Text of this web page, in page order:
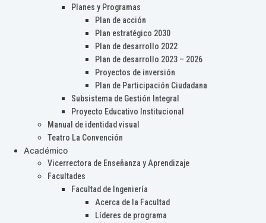
Planes y Programas
Plan de acción
Plan estratégico 2030
Plan de desarrollo 2022
Plan de desarrollo 2023 – 2026
Proyectos de inversión
Plan de Participación Ciudadana
Subsistema de Gestión Integral
Proyecto Educativo Institucional
Manual de identidad visual
Teatro La Convención
Académico
Vicerrectora de Enseñanza y Aprendizaje
Facultades
Facultad de Ingeniería
Acerca de la Facultad
Líderes de programa